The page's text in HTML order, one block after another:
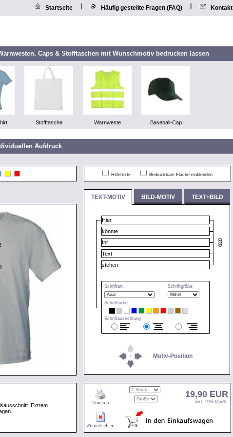
Startseite Häufig gestellte Fragen (FAQ) Kontakt
Caps & Stofftaschen mit Wunschmotiv bedrucken lassen
Stofftasche Warnweste Baseball-Cap
Aufdruck
Hilfetexte Bedruckbare Fläche einblenden
TEXT-MOTIV BILD-MOTIV TEXT+BILD
Schriftart Schriftgröße
Schriftfarbe
Schriftausrichtung
Motiv-Position
Extrem
19,90 EUR
inkl. 19% MwSt.